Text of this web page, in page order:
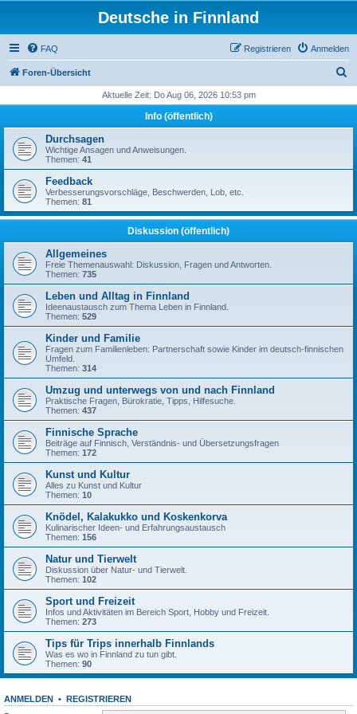
Deutsche in Finnland
FAQ Anmelden
Registrieren
Foren-Übersicht
h
Aktuelle Zeit: Do Aug 06, 2026 10:53 pm
Info (öffentlich)
Durchsagen
Wichtige Ansagen und Anweisungen.
Themen: 41
Feedback
Verbesserungsvorschläge, Beschwerden, Lob, etc.
Themen: 81
Diskussion (öffentlich)
Allgemeines
Freie Themenauswahl: Diskussion, Fragen und Antworten.
Themen: 735
Leben und Alltag in Finnland
Ideenaustausch zum Thema Leben in Finnland.
Themen: 529
Kinder und Familie
Fragen zum Familienleben: Partnerschaft sowie Kinder im deutsch-finnischen
Umfeld.
Themen: 314
Umzug und unterwegs von und nach Finnland
Praktische Fragen, Bürokratie, Tipps, Hilfesuche.
Themen: 437
Finnische Sprache
Beiträge auf Finnisch, Verständnis- und Übersetzungsfragen
Themen: 172
Kunst und Kultur
Alles zu Kunst und Kultur
Themen: 10
Knödel, Kalakukko und Koskenkorva
Kulinarischer Ideen- und Erfahrungsaustausch
Themen: 156
Natur und Tierwelt
Diskussion über Natur- und Tierwelt.
Themen: 102
Sport und Freizeit
Infos und Aktivitäten im Bereich Sport, Hobby und Freizeit.
Themen: 273
Tips für Trips innerhalb Finnlands
Was es wo in Finnland zu tun gibt.
Themen: 90
ANMELDEN • REGISTRIEREN